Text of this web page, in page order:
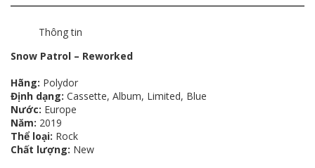
Thông tin
Snow Patrol – Reworked
Hãng: Polydor
Định dạng: Cassette, Album, Limited, Blue
Nước: Europe
Năm: 2019
Thể loại: Rock
Chất lượng: New